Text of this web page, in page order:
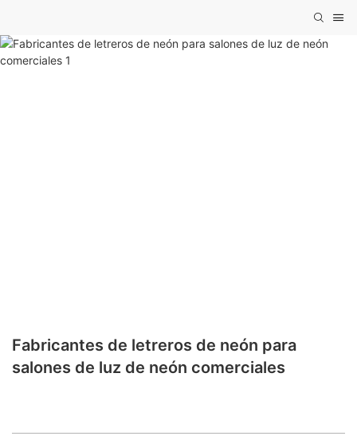
Fabricantes de letreros de neón para
salones de luz de neón comerciales